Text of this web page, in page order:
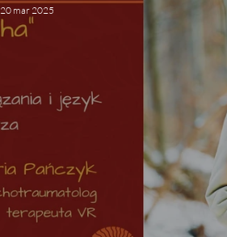
20 mar 2025